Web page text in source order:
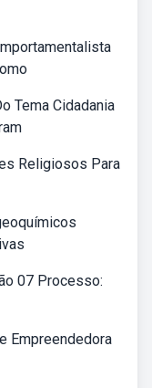
Tema Cidadania
Religiosos Para
07 Processo:
Empreendedora